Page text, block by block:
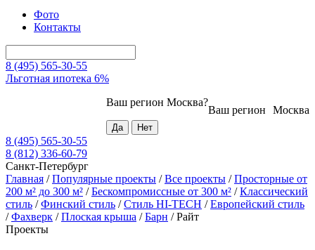
Фото
Контакты
8 (495) 565-30-55
Льготная ипотека 6%
Москва
Ваш регион
Ваш регион Москва?
8 (495) 565-30-55
8 (812) 336-60-79
Санкт-Петербург
Главная /Популярные проекты /Все проекты /Просторные от
200 м² до 300 м² /Бескомпромиссные от 300 м² /Классический
стиль /Финский стиль /Стиль HI-TECH /Европейский стиль
/Фахверк /Плоская крыша /Барн /Райт
Проекты